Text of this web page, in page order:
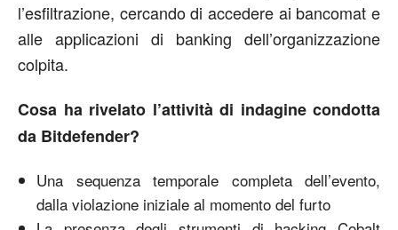
l’esfiltrazione, cercando di accedere ai bancomat e
alle applicazioni di banking dell’organizzazione
colpita.
Cosa ha rivelato l’attività di indagine condotta
da Bitdefender?
Una sequenza temporale completa dell’evento,
dalla violazione iniziale al momento del furto